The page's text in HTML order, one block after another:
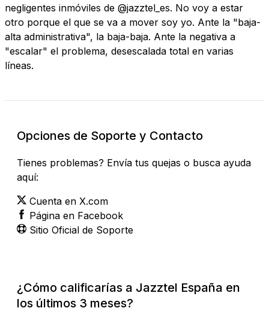
negligentes inmóviles de @jazztel_es. No voy a estar
otro porque el que se va a mover soy yo. Ante la "baja-
alta administrativa", la baja-baja. Ante la negativa a
"escalar" el problema, desescalada total en varias
líneas.
Opciones de Soporte y Contacto
Tienes problemas? Envía tus quejas o busca ayuda
aquí:
Cuenta en X.com
Página en Facebook
Sitio Oficial de Soporte
¿Cómo calificarías a Jazztel España en
los últimos 3 meses?